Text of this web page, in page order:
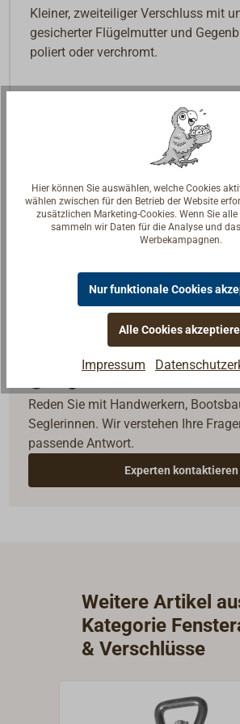
Kleiner, zweiteiliger Verschluss mit
gesicherter Flügelmutter und
poliert oder verchromt.
Reden Sie mit Handwerkern,
Seglerinnen. Wir verstehen Ihre
passende Antwort.
Experten kontaktieren
Weitere Artikel
Kategorie
& Verschlüsse
Hier können Sie auswählen, welche Cookies
wählen zwischen für den Betrieb der Website
zusätzlichen Marketing-Cookies. Wenn Sie
sammeln wir Daten für die Analyse und
Werbekampagnen.
Nur funktionale Cookies
Alle Cookies
Impressum